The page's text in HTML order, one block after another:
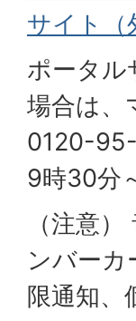
サイト（
ポータル
場合は、
0120-95-
9時30分
（注意
ンバーカ
限通知、